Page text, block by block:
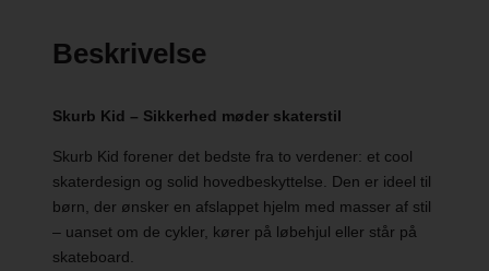
Beskrivelse
Skurb Kid – Sikkerhed møder skaterstil
Skurb Kid forener det bedste fra to verdener: et cool
skaterdesign og solid hovedbeskyttelse. Den er ideel til
børn, der ønsker en afslappet hjelm med masser af stil
– uanset om de cykler, kører på løbehjul eller står på
skateboard.